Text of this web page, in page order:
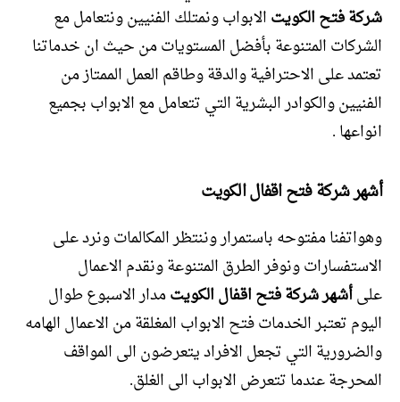
شركة فتح الكويتالابواب ونمتلك الفنيين ونتعامل مع
الشركات المتنوعة بأفضل المستويات من حيث ان خدماتنا
تعتمد على الاحترافية والدقة وطاقم العمل الممتاز من
الفنيين والكوادر البشرية التي تتعامل مع الابواب بجميع
انواعها .
أشهر شركة فتح اقفال الكويت
وهواتفنا مفتوحه باستمرار وننتظر المكالمات ونرد على
الاستفسارات ونوفر الطرق المتنوعة ونقدم الاعمال
علىأشهر شركة فتح اقفال الكويتمدار الاسبوع طوال
اليوم تعتبر الخدمات فتح الابواب المغلقة من الاعمال الهامه
والضرورية التي تجعل الافراد يتعرضون الى المواقف
المحرجة عندما تتعرض الابواب الى الغلق.